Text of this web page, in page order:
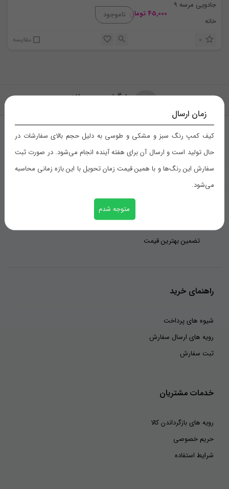
زمان ارسال
کیف کمپ رنگ سبز و مشکی و طوسی به دلیل حجم بالای سفارشات در
حال تولید است و ارسال آن برای هفته آینده انجام می‌شود. در صورت ثبت
سفارش این رنگ‌ها و با همین قیمت زمان تحویل با این بازه زمانی محاسبه
می‌شود.
متوجه شدم
45,000 تومان
0 مقایسه
بازگشت به بالا
تحویل اکسپرس
تضمین بهترین قیمت
راهنمای خرید
شیوه های پرداخت
رویه های ارسال سفارش
ثبت سفارش
خدمات مشتریان
رویه های بازگرداندن کالا
حریم خصوصی
شرایط استفاده